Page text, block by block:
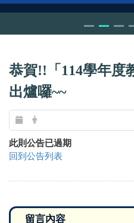
恭賀!!「114學年度
出爐囉~~
此則公告已過期
回到公告列表